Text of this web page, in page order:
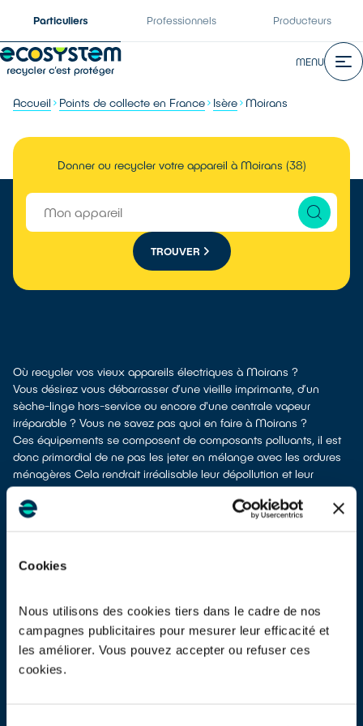
Cookies
Nous utilisons des cookies tiers dans le cadre de nos
campagnes publicitaires pour mesurer leur efficacité et
les améliorer. Vous pouvez accepter ou refuser ces
cookies.
Particuliers Professionnels Producteurs
MENU
Accueil Points de collecte en France Isère Moirans
Donner ou recycler votre appareil à Moirans (38)
TROUVER
Où recycler vos vieux appareils électriques à Moirans ?
Vous désirez vous débarrasser d’une vieille imprimante, d’un
sèche-linge hors-service ou encore d'une centrale vapeur
irréparable ? Vous ne savez pas quoi en faire à Moirans ?
Ces équipements se composent de composants polluants, il est
donc primordial de ne pas les jeter en mélange avec les ordures
ménagères Cela rendrait irréalisable leur dépollution et leur
recyclage.
À Moirans, différents moyens permettent de vous séparer de vos
en faire don à une association
les fairereprendre au moment de la livraison d’un appareil
électrique neuf de remplacement
les
apporter en magasin
(reprise « 1 pour 1 » voire « 1 pour 0 »
dans certains points de vente)
Les points de collecte de Moirans, partenaires de notre éco-